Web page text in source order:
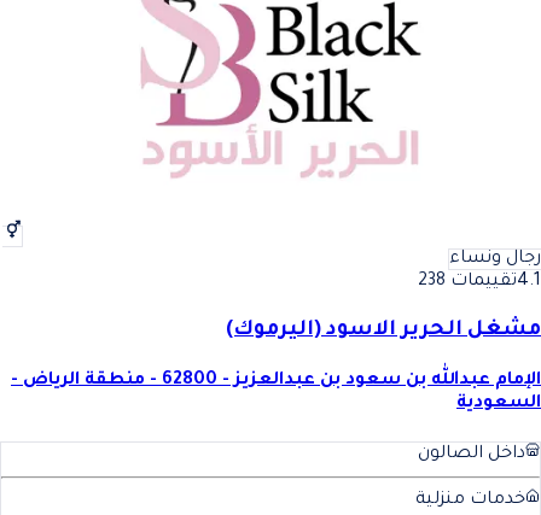
رجال ونساء
4.1تقييمات 238
مشغل الحرير الاسود (اليرموك)
الإمام عبدالله بن سعود بن عبدالعزيز - 62800 - منطقة الرياض -
السعودية
داخل الصالون
خدمات منزلية